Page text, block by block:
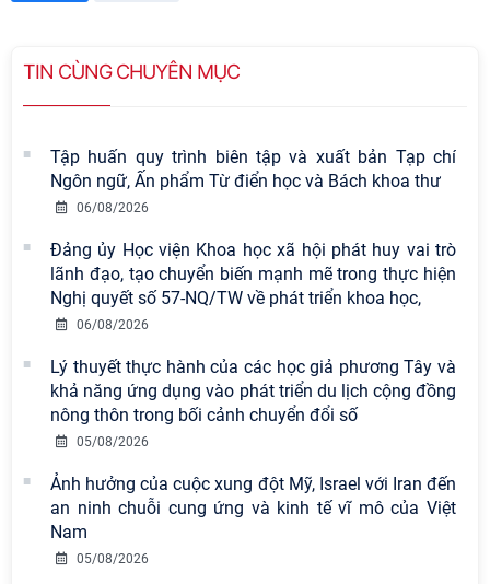
TIN CÙNG CHUYÊN MỤC
Tập huấn quy trình biên tập và xuất bản Tạp chí
Ngôn ngữ, Ấn phẩm Từ điển học và Bách khoa thư
06/08/2026
Đảng ủy Học viện Khoa học xã hội phát huy vai trò
lãnh đạo, tạo chuyển biến mạnh mẽ trong thực hiện
Nghị quyết số 57-NQ/TW về phát triển khoa học,
06/08/2026
Lý thuyết thực hành của các học giả phương Tây và
khả năng ứng dụng vào phát triển du lịch cộng đồng
nông thôn trong bối cảnh chuyển đổi số
05/08/2026
Ảnh hưởng của cuộc xung đột Mỹ, Israel với Iran đến
an ninh chuỗi cung ứng và kinh tế vĩ mô của Việt
Nam
05/08/2026
Viện Hàn lâm Khoa học xã hội Việt
Nam có 02 tác phẩm đạt giải khuyến
khích tại Cuộc thi chính luận bảo vệ
nền tảng tư tưởng của Đảng năm
2026